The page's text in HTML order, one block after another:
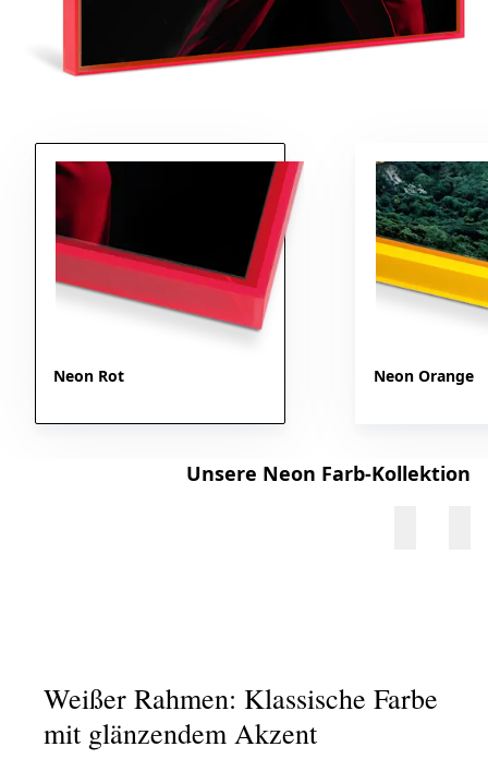
Unsere Neon Farb-Kollektion
Neon Rot Neon Orange
Weißer Rahmen: Klassische Farbe
mit glänzendem Akzent